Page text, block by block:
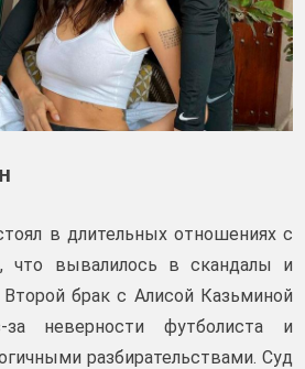
в длительных отношениях с
что вывалилось в скандалы и
брак с Алисой Казьминой
неверности футболиста и
разбирательствами. Суд